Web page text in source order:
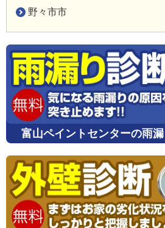
野々市市
富山ペイントセンターの雨